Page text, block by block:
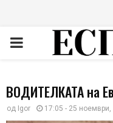
PRIMARY
ВОДИТЕЛКАТА на
од Igor 17:05 - 25 ноември,